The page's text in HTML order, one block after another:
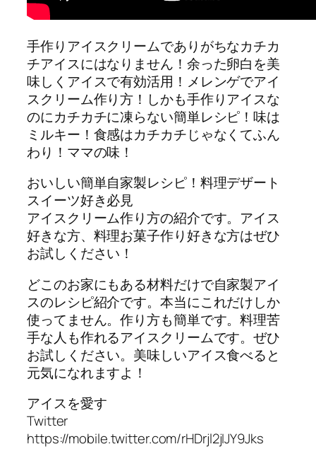
手作りアイスクリームでありがちなカチカ
チアイスにはなりません！余った卵白を美
味しくアイスで有効活用！メレンゲでアイ
スクリーム作り方！しかも手作りアイスな
のにカチカチに凍らない簡単レシピ！味は
ミルキー！食感はカチカチじゃなくてふん
わり！ママの味！
おいしい簡単自家製レシピ！料理デザート
スイーツ好き必見
アイスクリーム作り方の紹介です。アイス
好きな方、料理お菓子作り好きな方はぜひ
お試しください！
どこのお家にもある材料だけで自家製アイ
スのレシピ紹介です。本当にこれだけしか
使ってません。作り方も簡単です。料理苦
手な人も作れるアイスクリームです。ぜひ
お試しください。美味しいアイス食べると
元気になれますよ！
アイスを愛す
Twitter
https://mobile.twitter.com/rHDrjl2jIJY9Jks